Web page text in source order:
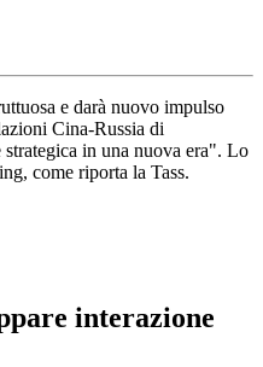
e darà nuovo impulso
Cina-Russia di
in una nuova era". Lo
come riporta la Tass.
interazione